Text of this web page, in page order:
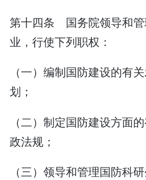
第十四条 国务院领导和管
业，行使下列职权：
（一）编制国防建设的有
划；
（二）制定国防建设方面
政法规；
（三）领导和管理国防科研